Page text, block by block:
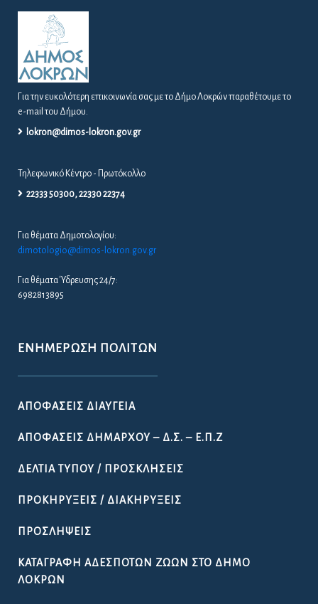
Για την ευκολότερη επικοινωνία σας με το Δήμο Λοκρών παραθέτουμε το
e-mail του Δήμου.
lokron@dimos-lokron.gov.gr
Τηλεφωνικό Κέντρο - Πρωτόκολλο
22333 50300, 22330 22374
Για θέματα Δημοτολογίου:
dimotologio@dimos-lokron.gov.gr
Για θέματα Ύδρευσης 24/7:
6982813895
ΕΝΗΜΈΡΩΣΗ ΠΟΛΙΤΏΝ
ΑΠΟΦΆΣΕΙΣ ΔΙΑΎΓΕΙΑ
ΑΠΟΦΆΣΕΙΣ ΔΗΜΆΡΧΟΥ – Δ.Σ. – Ε.Π.Ζ
ΔΕΛΤΊΑ ΤΎΠΟΥ / ΠΡΟΣΚΛΉΣΕΙΣ
ΠΡΟΚΗΡΎΞΕΙΣ / ΔΙΑΚΗΡΎΞΕΙΣ
ΠΡΟΣΛΉΨΕΙΣ
ΚΑΤΑΓΡΑΦΉ ΑΔΈΣΠΟΤΩΝ ΖΏΩΝ ΣΤΟ ΔΉΜΟ
ΛΟΚΡΏΝ